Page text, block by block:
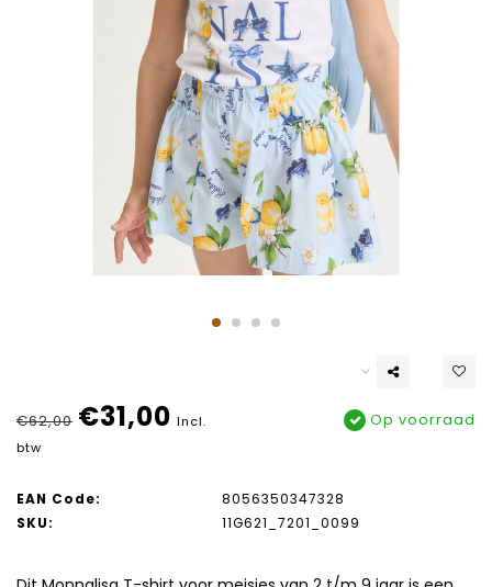
€62,00 €31,00 Incl.
btw
Op voorraad
EAN Code:
8056350347328
SKU:
11G621_7201_0099